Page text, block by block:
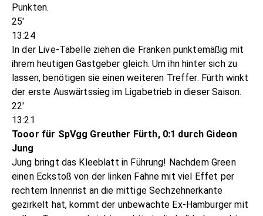
Punkten.
25'
13:24
In der Live-Tabelle ziehen die Franken punktemäßig mit
ihrem heutigen Gastgeber gleich. Um ihn hinter sich zu
lassen, benötigen sie einen weiteren Treffer. Fürth winkt
der erste Auswärtssieg im Ligabetrieb in dieser Saison.
22'
13:21
Tooor für SpVgg Greuther Fürth, 0:1 durch Gideon
Jung
Jung bringt das Kleeblatt in Führung! Nachdem Green
einen Eckstoß von der linken Fahne mit viel Effet per
rechtem Innenrist an die mittige Sechzehnerkante
gezirkelt hat, kommt der unbewachte Ex-Hamburger mit